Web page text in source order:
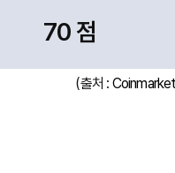
70 점
(출처 :